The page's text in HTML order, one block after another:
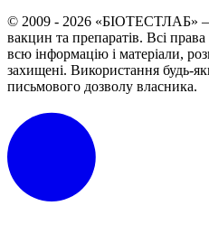
© 2009 - 2026 «БІОТЕСТЛАБ» –
вакцин та препаратів. Всі
всю інформацію і матеріали,
захищені. Використання будь-
письмового дозволу власника.